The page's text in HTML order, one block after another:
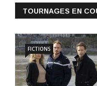
TOURNAGES EN
FICTIONS